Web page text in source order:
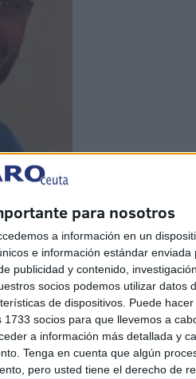
para nosotros
a información en un
e información estándar enviada
publicidad y contenido,
socios podemos utilizar datos
de dispositivos. Puede
socios para que llevemos a
a información más detallada y
Tenga en cuenta que algún
pero usted tiene el derecho de